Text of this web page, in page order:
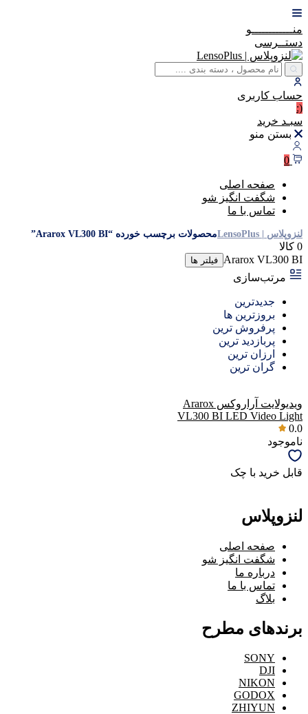
منــــــــــــو
دستــرسی
حساب کاربری
(:
سبـد خرید
بستن منو
0
صفحه اصلی
شگفت انگیز شو
تماس با ما
لنزوپلاس | LensoPlus محصولات برچسب خورده “Ararox VL300 BI”
0 کالا
Ararox VL300 BI فیلتر ها
مرتب‌سازی
جدیدترین
بروزترین ها
پرفروش ترین
پربازدید ترین
ارزان ترین
گران ترین
ویدیولایت آراروکس Ararox
VL300 BI LED Video Light
0.0
ناموجود
قابل خرید با چک
لنزوپلاس
صفحه اصلی
شگفت انگیز شو
درباره ما
تماس با ما
بلاگ
برندهای مطرح
SONY
DJI
NIKON
GODOX
ZHIYUN